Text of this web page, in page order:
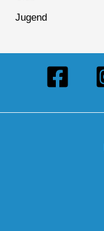
Jugend